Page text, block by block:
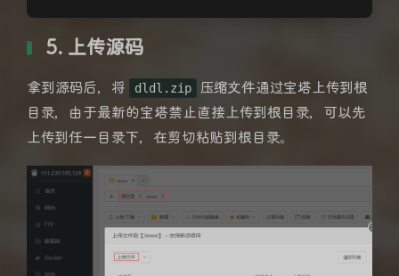
5. 上传源码
拿到源码后，将 dldl.zip
压缩文件通过宝塔上传到根
目录，由于最新的宝塔禁止直接上传到根目录，可以先
上传到任一目录下，在剪切粘贴到根目录。